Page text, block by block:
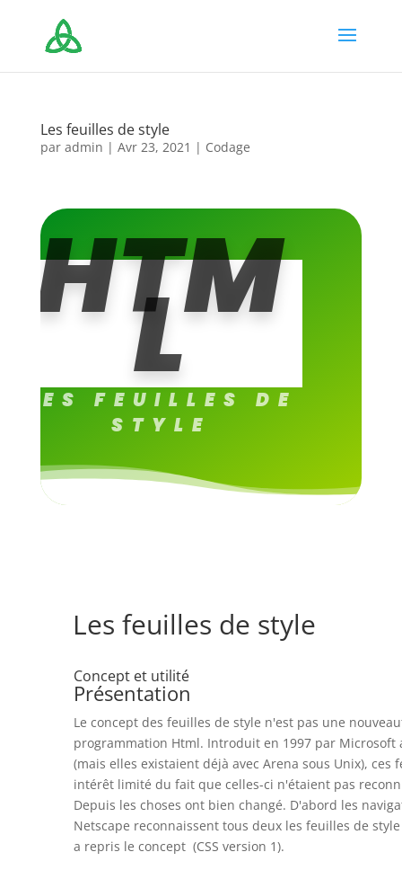
Les feuilles de style
par admin | Avr 23, 2021 | Codage
HTM
L
LES FEUILLES DE
STYLE
Les feuilles de style
Concept et utilité
Présentation
Le concept des feuilles de style n'est pas une
programmation Html. Introduit en 1997 par Microsoft
(mais elles existaient déjà avec Arena sous Unix),
intérêt limité du fait que celles-ci n'étaient pas
Depuis les choses ont bien changé. D'abord les
Netscape reconnaissent tous deux les feuilles de
a repris le concept (CSS version 1).